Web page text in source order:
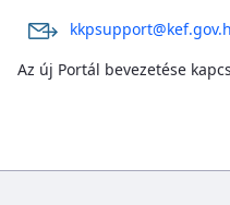
Az új Portál bevezetése